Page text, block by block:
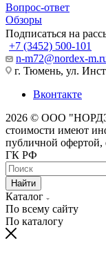
Вопрос-ответ
Обзоры
Подписаться на
+7 (3452) 500-101
n-m72@nordex-
г. Тюмень, ул.
Вконтакте
2026 © ООО
стоимости имеют
публичной офертой,
ГК РФ
Найти
Каталог
По всему сайту
По каталогу